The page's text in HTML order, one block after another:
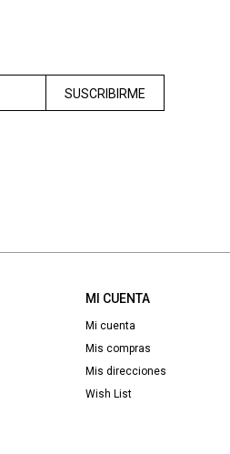
MI CUENTA
Mi cuenta
Mis compras
Mis direcciones
Wish List
SUSCRIBIRME